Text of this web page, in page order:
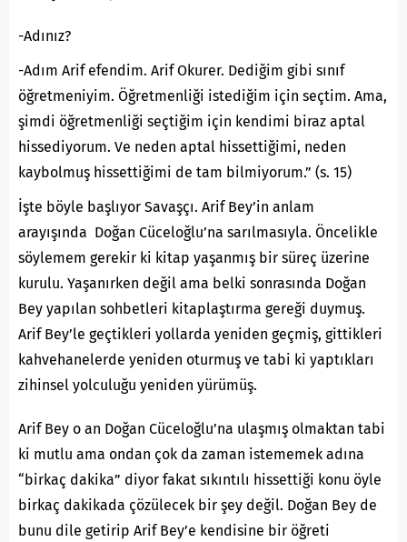
-Adınız?
-Adım Arif efendim. Arif Okurer. Dediğim gibi sınıf
öğretmeniyim. Öğretmenliği istediğim için seçtim. Ama,
şimdi öğretmenliği seçtiğim için kendimi biraz aptal
hissediyorum. Ve neden aptal hissettiğimi, neden
kaybolmuş hissettiğimi de tam bilmiyorum.” (s. 15)
İşte böyle başlıyor Savaşçı. Arif Bey’in anlam
arayışında Doğan Cüceloğlu’na sarılmasıyla. Öncelikle
söylemem gerekir ki kitap yaşanmış bir süreç üzerine
kurulu. Yaşanırken değil ama belki sonrasında Doğan
Bey yapılan sohbetleri kitaplaştırma gereği duymuş.
Arif Bey’le geçtikleri yollarda yeniden geçmiş, gittikleri
kahvehanelerde yeniden oturmuş ve tabi ki yaptıkları
zihinsel yolculuğu yeniden yürümüş.
Arif Bey o an Doğan Cüceloğlu’na ulaşmış olmaktan tabi
ki mutlu ama ondan çok da zaman istememek adına
“birkaç dakika” diyor fakat sıkıntılı hissettiği konu öyle
birkaç dakikada çözülecek bir şey değil. Doğan Bey de
bunu dile getirip Arif Bey’e kendisine bir öğreti